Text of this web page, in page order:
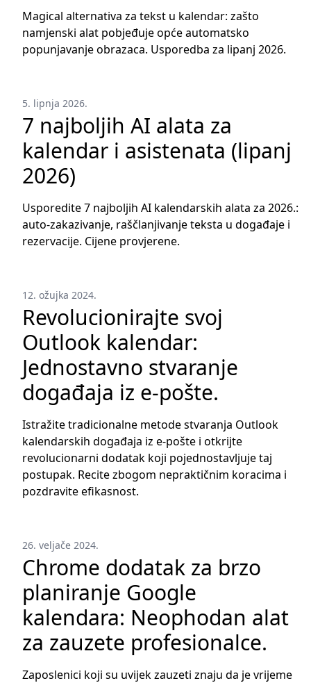
Magical alternativa za tekst u kalendar: zašto
namjenski alat pobjeđuje opće automatsko
popunjavanje obrazaca. Usporedba za lipanj 2026.
5. lipnja 2026.
7 najboljih AI alata za
kalendar i asistenata (lipanj
2026)
Usporedite 7 najboljih AI kalendarskih alata za 2026.:
auto-zakazivanje, raščlanjivanje teksta u događaje i
rezervacije. Cijene provjerene.
12. ožujka 2024.
Revolucionirajte svoj
Outlook kalendar:
Jednostavno stvaranje
događaja iz e-pošte.
Istražite tradicionalne metode stvaranja Outlook
kalendarskih događaja iz e-pošte i otkrijte
revolucionarni dodatak koji pojednostavljuje taj
postupak. Recite zbogom nepraktičnim koracima i
pozdravite efikasnost.
26. veljače 2024.
Chrome dodatak za brzo
planiranje Google
kalendara: Neophodan alat
za zauzete profesionalce.
Zaposlenici koji su uvijek zauzeti znaju da je vrijeme